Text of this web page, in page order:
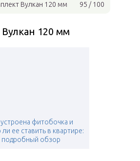
Вулкан 120 мм 95 / 100
120 мм
устроена фитобочка и
ее ставить в квартире:
подробный обзор